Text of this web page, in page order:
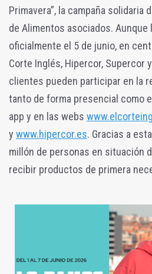
Primavera”, la campaña solidaria
de Alimentos asociados. Aunque
oficialmente el 5 de junio, en
Corte Inglés, Hipercor, Supercor
clientes pueden participar en la
tanto de forma presencial como
app y en las webs
y www.hipercor.es. Gracias a
millón de personas en situación
recibir productos de primera